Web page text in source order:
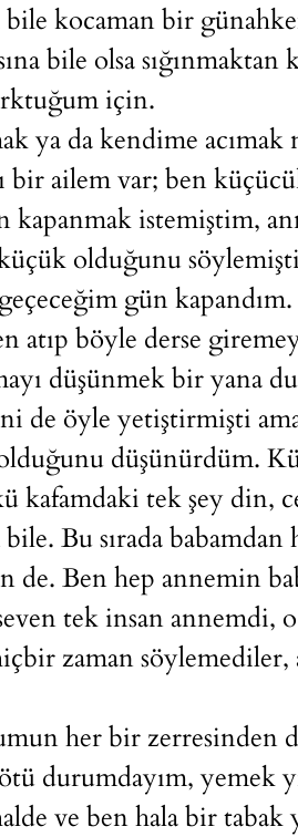
kocaman bir
bile olsa
için.
ya da kendime
bir ailem var; ben
kapanmak istemiştim,
küçük olduğunu
gün kapandım.
atıp böyle derse
düşünmek bir yana
de öyle yetiştirmişti
düşünürdüm.
kafamdaki tek şey din,
Bu sırada babamdan
Ben hep annemin
tek insan annemdi,
zaman söylemediler,
her bir
durumdayım, yemek
ve ben hala bir tabak